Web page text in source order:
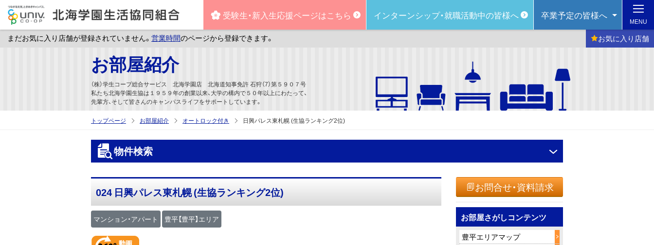
受験生・新入生応援ページはこちら インターンシップ・就職活動中の皆様へ 卒業予定の皆様へ
まだお気に入り店舗が登録されていません。 営業時間のページから登録できます。 お気に入り 店舗
MENU
お部屋紹介
（株）学生コープ総合サービス 北海学園店 北海道知事免許 石狩（7）第５９０７号
私たち北海学園生協は１９５９年の創業以来、大学の構内で５０年以上にわたって、
先輩方、そして皆さんのキャンパスライフをサポートしています。
トップページ お部屋紹介 オートロック付き 日興パレス東札幌 (生協ランキング2位)
物件検索
024 日興パレス東札幌 (生協ランキング2位)
マンション・アパート 豊平【豊平】エリア
お問合せ・資料請求
お部屋さがしコンテンツ
豊平エリアマップ